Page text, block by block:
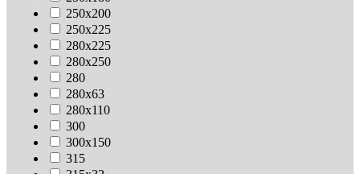
250х200
250х225
280х225
280х250
280
280х63
280х110
300
300х150
315